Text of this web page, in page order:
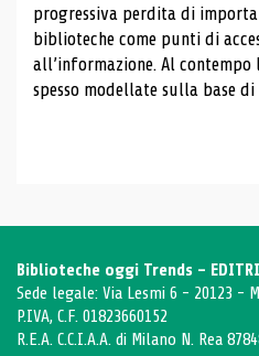
progressiva perdita di
biblioteche come punti di
all’informazione. Al
spesso modellate sulla base di
Biblioteche oggi Trends -
Sede legale: Via Lesmi 6 - 20123 -
P.IVA, C.F. 01823660152
R.E.A. C.C.I.A.A. di Milano N. Rea